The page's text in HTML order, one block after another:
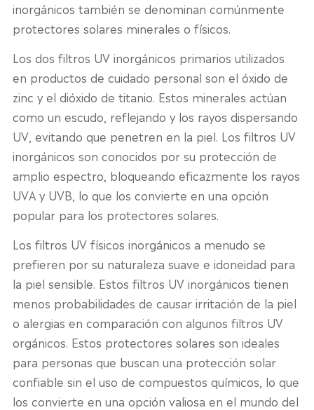
inorgánicos también se denominan comúnmente
protectores solares minerales o físicos.
Los dos filtros UV inorgánicos primarios utilizados
en productos de cuidado personal son el óxido de
zinc y el dióxido de titanio. Estos minerales actúan
como un escudo, reflejando y los rayos dispersando
UV, evitando que penetren en la piel. Los filtros UV
inorgánicos son conocidos por su protección de
amplio espectro, bloqueando eficazmente los rayos
UVA y UVB, lo que los convierte en una opción
popular para los protectores solares.
Los filtros UV físicos inorgánicos a menudo se
prefieren por su naturaleza suave e idoneidad para
la piel sensible. Estos filtros UV inorgánicos tienen
menos probabilidades de causar irritación de la piel
o alergias en comparación con algunos filtros UV
orgánicos. Estos protectores solares son ideales
para personas que buscan una protección solar
confiable sin el uso de compuestos químicos, lo que
los convierte en una opción valiosa en el mundo del